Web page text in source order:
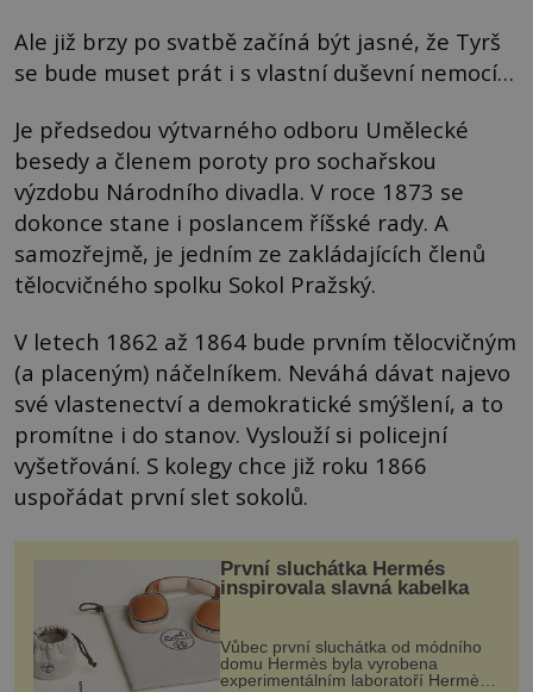
Ale již brzy po svatbě začíná být jasné, že Tyrš
se bude muset prát i s vlastní duševní nemocí…
Je předsedou výtvarného odboru Umělecké
besedy a členem poroty pro sochařskou
výzdobu Národního divadla. V roce 1873 se
dokonce stane i poslancem říšské rady. A
samozřejmě, je jedním ze zakládajících členů
tělocvičného spolku Sokol Pražský.
V letech 1862 až 1864 bude prvním tělocvičným
(a placeným) náčelníkem. Neváhá dávat najevo
své vlastenectví a demokratické smýšlení, a to
promítne i do stanov. Vyslouží si policejní
vyšetřování. S kolegy chce již roku 1866
uspořádat první slet sokolů.
První sluchátka Hermés
inspirovala slavná kabelka
Vůbec první sluchátka od módního
domu Hermès byla vyrobena
experimentálním laboratoří Hermès